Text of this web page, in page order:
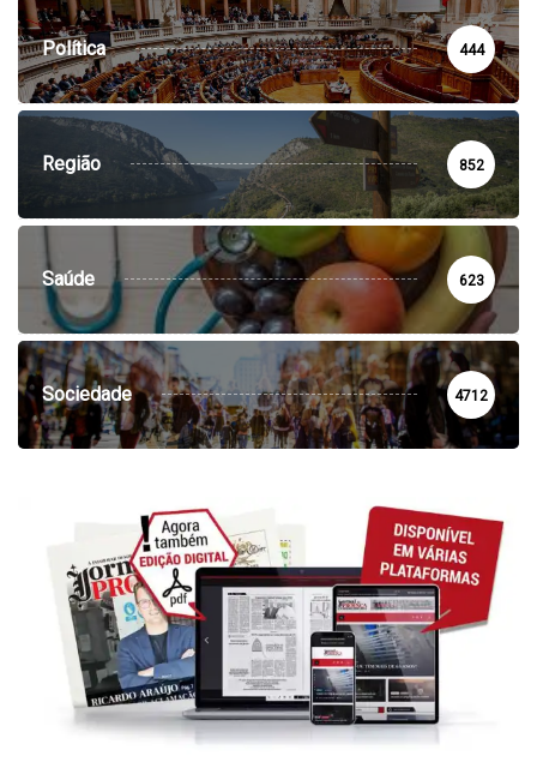
Política 444
Região 852
Saúde 623
Sociedade 4712